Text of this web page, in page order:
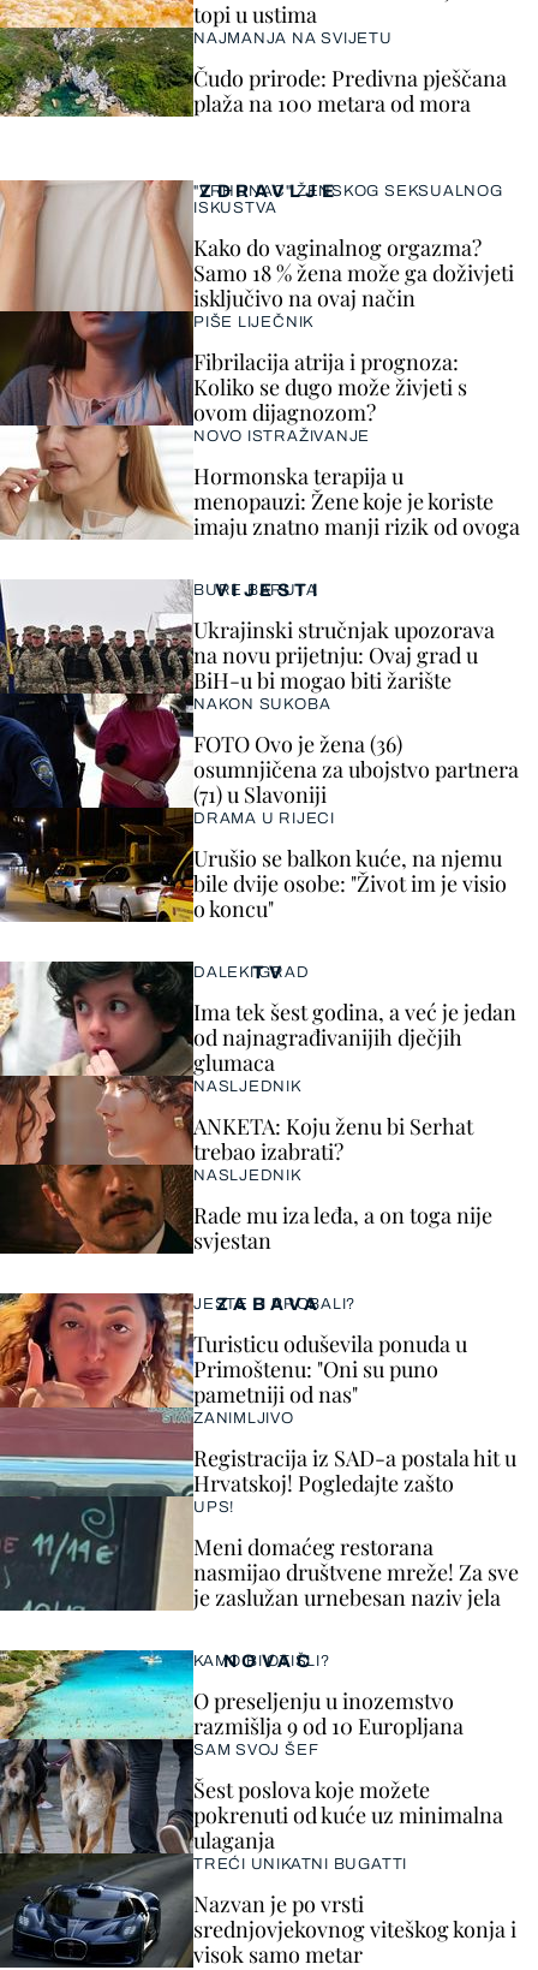
VIJESTI
BURE BARUTA
Ukrajinski stručnjak upozorava
na novu prijetnju: Ovaj grad u
BiH-u bi mogao biti žarište
NAKON SUKOBA
FOTO Ovo je žena (36)
osumnjičena za ubojstvo partnera
(71) u Slavoniji
DRAMA U RIJECI
Urušio se balkon kuće, na njemu
bile dvije osobe: "Život im je visio
o koncu"
ZDRAVLJE
"VRHUNAC" ŽENSKOG SEKSUALNOG
ISKUSTVA
Kako do vaginalnog orgazma?
Samo 18 % žena može ga doživjeti
isključivo na ovaj način
PIŠE LIJEČNIK
Fibrilacija atrija i prognoza:
Koliko se dugo može živjeti s
ovom dijagnozom?
NOVO ISTRAŽIVANJE
Hormonska terapija u
menopauzi: Žene koje je koriste
imaju znatno manji rizik od ovoga
ZABAVA
JESTE LI PROBALI?
Turisticu oduševila ponuda u
Primoštenu: "Oni su puno
pametniji od nas"
ZANIMLJIVO
Registracija iz SAD-a postala hit u
Hrvatskoj! Pogledajte zašto
UPS!
Meni domaćeg restorana
nasmijao društvene mreže! Za sve
je zaslužan urnebesan naziv jela
TV
DALEKI GRAD
Ima tek šest godina, a već je jedan
od najnagrađivanijih dječjih
glumaca
NASLJEDNIK
ANKETA: Koju ženu bi Serhat
trebao izabrati?
NASLJEDNIK
Rade mu iza leđa, a on toga nije
svjestan
topi u ustima
NAJMANJA NA SVIJETU
Čudo prirode: Predivna pješčana
plaža na 100 metara od mora
NOVAC
KAMO BI OTIŠLI?
O preseljenju u inozemstvo
razmišlja 9 od 10 Europljana
SAM SVOJ ŠEF
Šest poslova koje možete
pokrenuti od kuće uz minimalna
ulaganja
TREĆI UNIKATNI BUGATTI
Nazvan je po vrsti
srednjovjekovnog viteškog konja i
visok samo metar